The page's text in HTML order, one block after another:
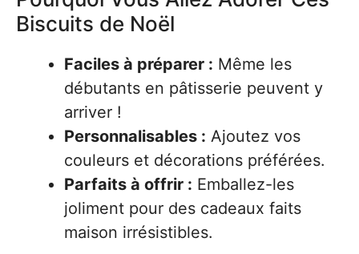
Biscuits de Noël
Faciles à préparer : Même les
débutants en pâtisserie peuvent y
arriver !
Personnalisables : Ajoutez vos
couleurs et décorations préférées.
Parfaits à offrir : Emballez-les
joliment pour des cadeaux faits
maison irrésistibles.